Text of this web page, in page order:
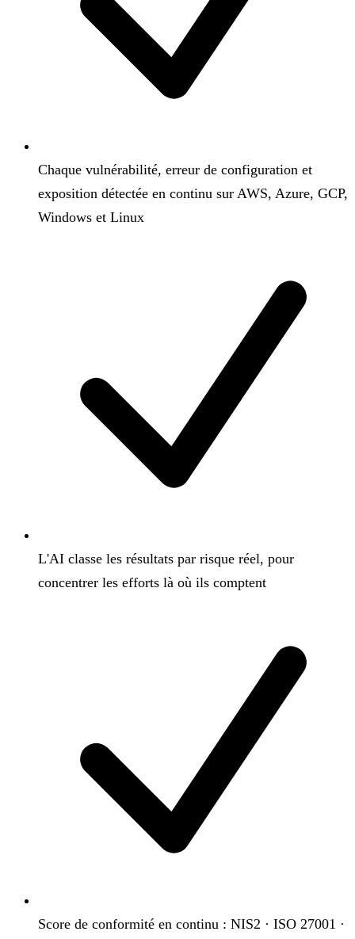
Chaque vulnérabilité, erreur de configuration et
exposition détectée en continu sur AWS, Azure, GCP,
Windows et Linux
L'AI classe les résultats par risque réel, pour
concentrer les efforts là où ils comptent
Score de conformité en continu : NIS2 · ISO 27001 ·